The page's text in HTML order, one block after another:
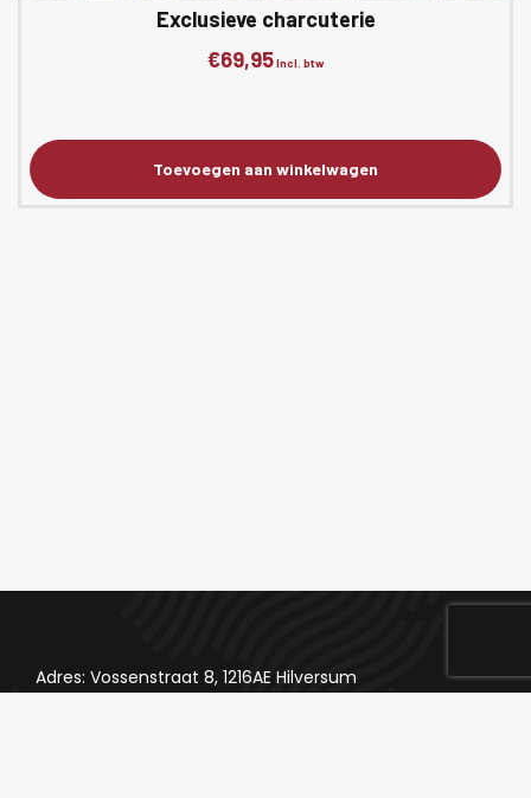
Toevoegen aan winkelwagen
Exclusieve charcuterie
€69,95 Incl. btw
Adres: Vossenstraat 8, 1216AE Hilversum